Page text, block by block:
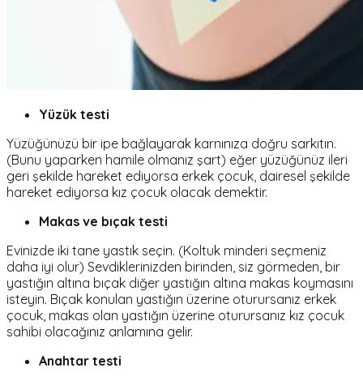
Yüzük testi
Yüzüğünüzü bir ipe bağlayarak karnınıza doğru sarkıtın.
(Bunu yaparken hamile olmanız şart) eğer yüzüğünüz ileri
geri şekilde hareket ediyorsa erkek çocuk, dairesel şekilde
hareket ediyorsa kız çocuk olacak demektir.
Makas ve bıçak testi
Evinizde iki tane yastık seçin. (Koltuk minderi seçmeniz
daha iyi olur) Sevdiklerinizden birinden, siz görmeden, bir
yastığın altına bıçak diğer yastığın altına makas koymasını
isteyin. Bıçak konulan yastığın üzerine oturursanız erkek
çocuk, makas olan yastığın üzerine oturursanız kız çocuk
sahibi olacağınız anlamına gelir.
Anahtar testi